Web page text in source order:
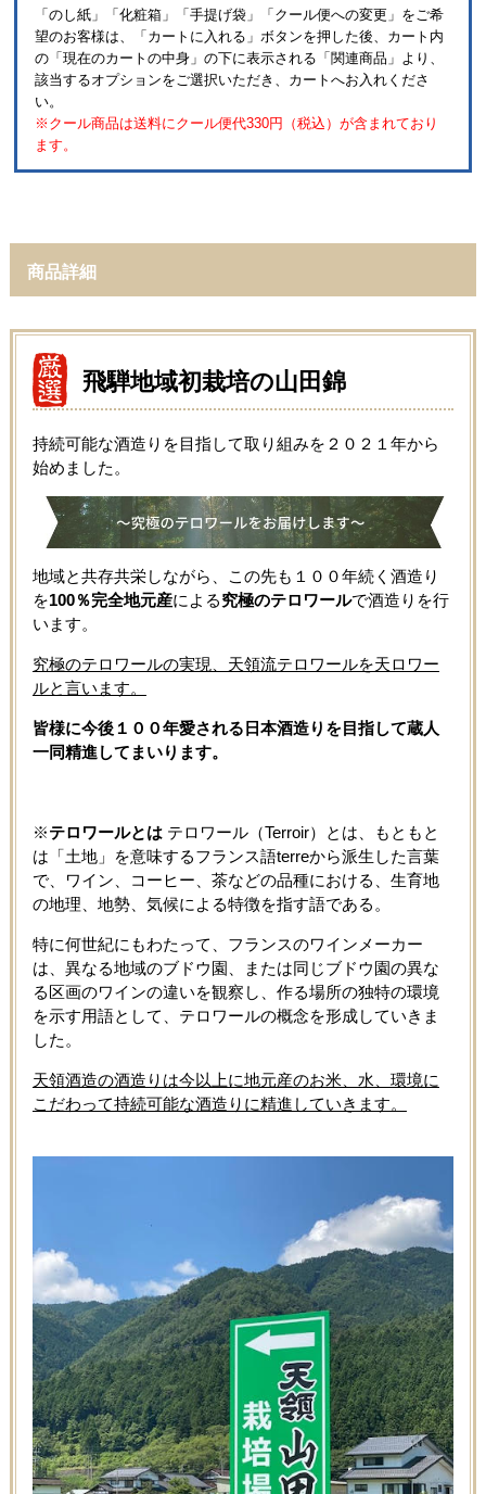
「のし紙」「化粧箱」「手提げ袋」「クール便への変更」をご希
望のお客様は、「カートに入れる」ボタンを押した後、カート内
の「現在のカートの中身」の下に表示される「関連商品」より、
該当するオプションをご選択いただき、カートへお入れくださ
い。
※クール商品は送料にクール便代330円（税込）が含まれており
ます。
商品詳細
飛騨地域初栽培の山田錦
持続可能な酒造りを目指して取り組みを２０２１年から
始めました。
地域と共存共栄しながら、この先も１００年続く酒造り
を100％完全地元産による究極のテロワールで酒造りを行
います。
究極のテロワールの実現、天領流テロワールを天ロワー
ルと言います。
皆様に今後１００年愛される日本酒造りを目指して蔵人
一同精進してまいります。
※テロワールとはテロワール（Terroir）とは、もともと
は「土地」を意味するフランス語terreから派生した言葉
で、ワイン、コーヒー、茶などの品種における、生育地
の地理、地勢、気候による特徴を指す語である。
特に何世紀にもわたって、フランスのワインメーカー
は、異なる地域のブドウ園、または同じブドウ園の異な
る区画のワインの違いを観察し、作る場所の独特の環境
を示す用語として、テロワールの概念を形成していきま
した。
天領酒造の酒造りは今以上に地元産のお米、水、環境に
こだわって持続可能な酒造りに精進していきます。